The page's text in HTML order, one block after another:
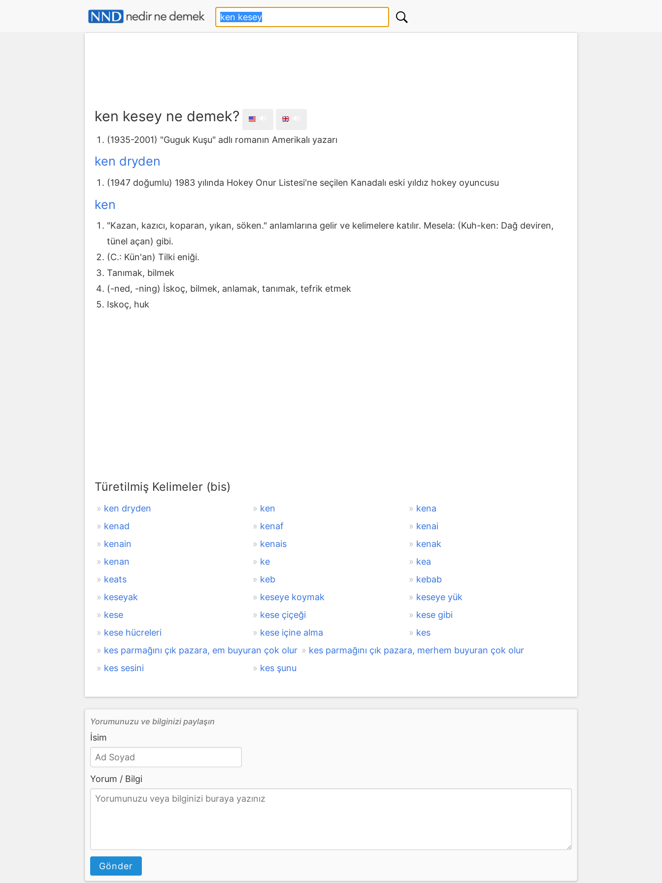
ken kesey ne demek?
(1935-2001) "Guguk Kuşu" adlı romanın Amerikalı yazarı
ken dryden
(1947 doğumlu) 1983 yılında Hokey Onur Listesi'ne seçilen Kanadalı eski yıldız hokey oyuncusu
ken
"Kazan, kazıcı, koparan, yıkan, söken." anlamlarına gelir ve kelimelere katılır. Mesela: (Kuh-ken: Dağ deviren,
tünel açan) gibi.
(C.: Kün'an) Tilki eniği.
Tanımak, bilmek
(-ned, -ning) İskoç, bilmek, anlamak, tanımak, tefrik etmek
Iskoç, huk
Türetilmiş Kelimeler (bis)
ken dryden ken
kena
kenad
kenaf
kenai
kenain
kenais
kenak
kenan
ke
kea
keats
keb
kebab
keseyak
keseye koymak
keseye yük
kese
kese çiçeği
kese gibi
kese hücreleri
kese içine alma
kes
kes parmağını çık pazara, em buyuran çok olur
kes parmağını çık pazara, merhem buyuran çok olur
kes sesini
kes şunu
Yorumunuzu ve bilginizi paylaşın
İsim
Yorum / Bilgi
Gönder